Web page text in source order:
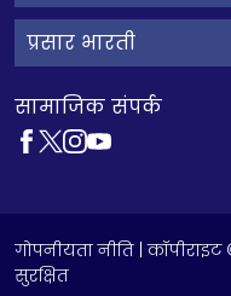
प्रसार भारती
सामाजिक संपर्क
गोपनीयता नीति |
सुरक्षित